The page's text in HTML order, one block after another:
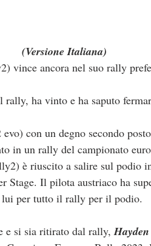
(Versione Italiana)
vince ancora nel suo rally
rally, ha vinto e ha saputo
evo) con un degno secondo
in un rally del campionato
è riuscito a salire sul podio
Stage. Il pilota austriaco ha
lui per tutto il rally per il podio.
e si sia ritirato dal rally,